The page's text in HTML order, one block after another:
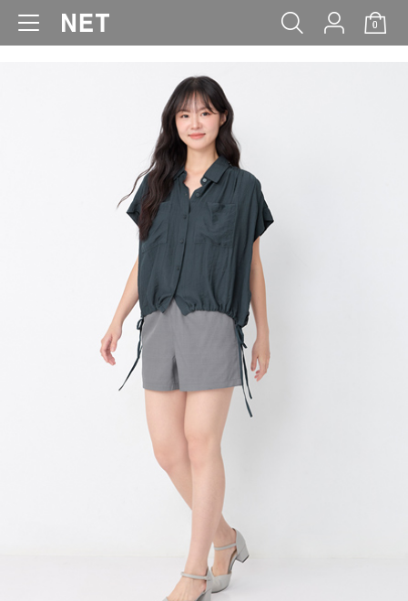
0
WOMEN MEN KIDS BABY